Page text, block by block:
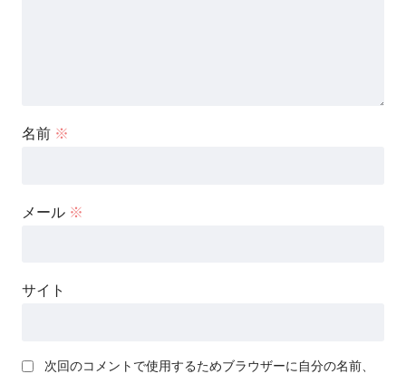
名前 ※
メール ※
サイト
次回のコメントで使用するためブラウザーに自分の名前、